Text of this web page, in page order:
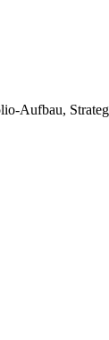
Aufbau,